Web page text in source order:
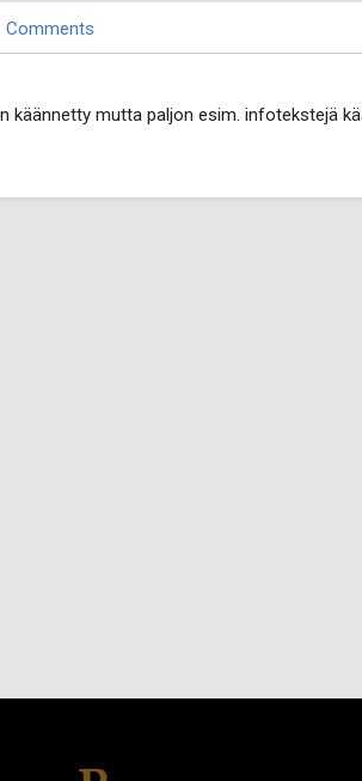
Comments
käännetty mutta paljon esim. infotekstejä